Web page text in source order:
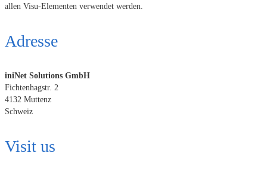
allen Visu-Elementen verwendet werden.
Adresse
iniNet Solutions GmbH
Fichtenhagstr. 2
4132 Muttenz
Schweiz
Visit us